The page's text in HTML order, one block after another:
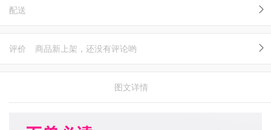
配送
评价 商品新上架，还没有评论哟
图文详情